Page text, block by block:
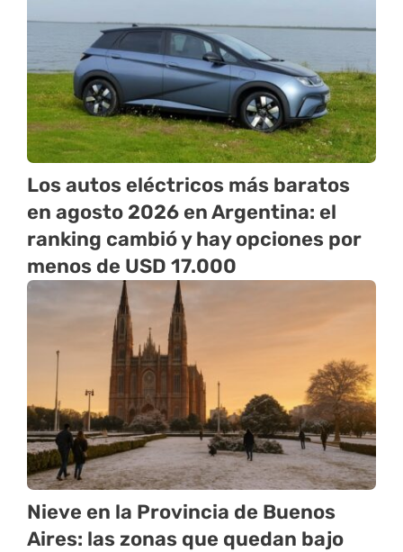
Los autos eléctricos más baratos
en agosto 2026 en Argentina: el
ranking cambió y hay opciones por
menos de USD 17.000
Nieve en la Provincia de Buenos
Aires: las zonas que quedan bajo